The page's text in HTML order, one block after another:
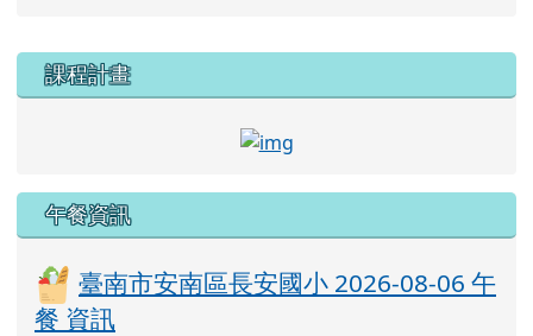
右邊區域內容
課程計畫
link to http://
午餐資訊
臺南市安南區長安國小 2026-08-06 午
餐 資訊